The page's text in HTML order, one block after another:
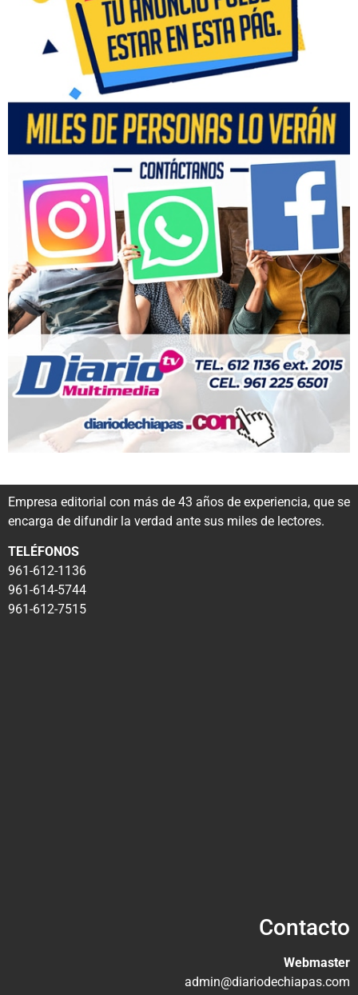
Empresa editorial con más de 43 años de experiencia, que se
encarga de difundir la verdad ante sus miles de lectores.
TELÉFONOS
961-612-1136
961-614-5744
961-612-7515
Contacto
Webmaster
admin@diariodechiapas.com